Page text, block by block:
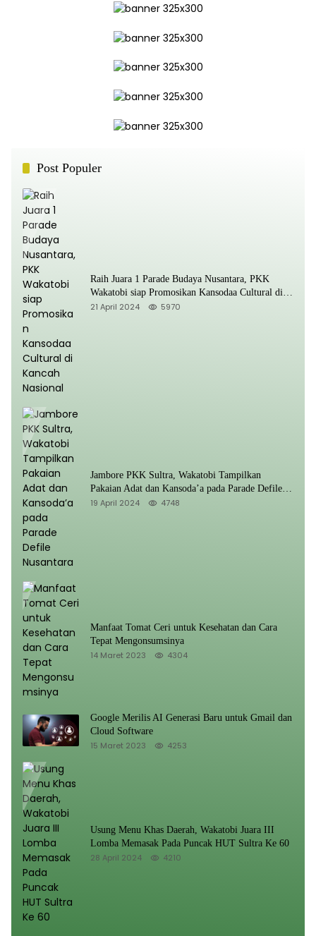
Post Populer
Raih Juara 1 Parade Budaya Nusantara, PKK
Wakatobi siap Promosikan Kansodaa Cultural di
Kancah Nasional
21 April 2024 5970
Jambore PKK Sultra, Wakatobi Tampilkan
Pakaian Adat dan Kansoda’a pada Parade Defile
Nusantara
19 April 2024 4748
Manfaat Tomat Ceri untuk Kesehatan dan Cara
Tepat Mengonsumsinya
14 Maret 2023 4304
Google Merilis AI Generasi Baru untuk Gmail dan
Cloud Software
15 Maret 2023 4253
Usung Menu Khas Daerah, Wakatobi Juara III
Lomba Memasak Pada Puncak HUT Sultra Ke 60
28 April 2024 4210